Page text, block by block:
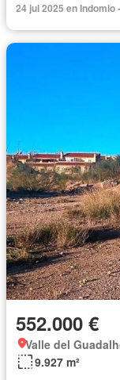
24 jul 2025 en Indomio
552.000 €
Valle del
9.927 m²